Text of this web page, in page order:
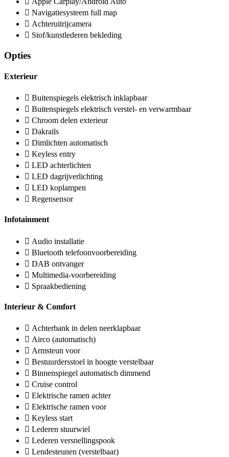
Navigatiesysteem full map
Achteruitrijcamera
Stof/kunstlederen bekleding
Opties
Exterieur
Buitenspiegels elektrisch inklapbaar
Buitenspiegels elektrisch verstel- en verwarmbaar
Chroom delen exterieur
Dakrails
Dimlichten automatisch
Keyless entry
LED achterlichten
LED dagrijverlichting
LED koplampen
Regensensor
Infotainment
Audio installatie
Bluetooth telefoonvoorbereiding
DAB ontvanger
Multimedia-voorbereiding
Spraakbediening
Interieur & Comfort
Achterbank in delen neerklapbaar
Airco (automatisch)
Armsteun voor
Bestuurdersstoel in hoogte verstelbaar
Binnenspiegel automatisch dimmend
Cruise control
Elektrische ramen achter
Elektrische ramen voor
Keyless start
Lederen stuurwiel
Lederen versnellingspook
Lendesteunen (verstelbaar)